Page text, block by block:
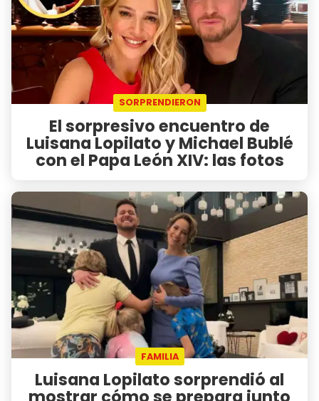
SORPRENDIERON
El sorpresivo encuentro de
Luisana Lopilato y Michael Bublé
con el Papa León XIV: las fotos
FAMILIA
Luisana Lopilato sorprendió al